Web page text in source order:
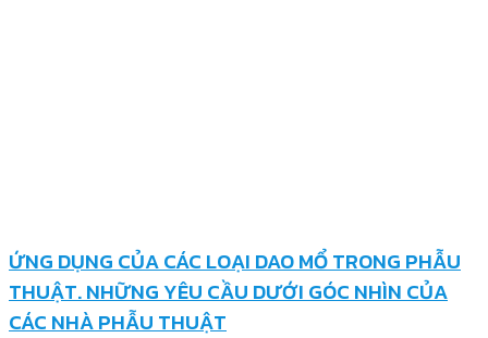
ỨNG DỤNG CỦA CÁC LOẠI DAO MỔ TRONG PHẪU
THUẬT. NHỮNG YÊU CẦU DƯỚI GÓC NHÌN CỦA
CÁC NHÀ PHẪU THUẬT